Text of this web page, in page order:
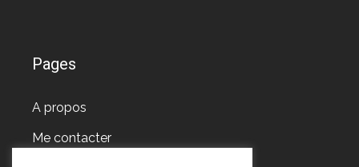
Pages
A propos
Me contacter